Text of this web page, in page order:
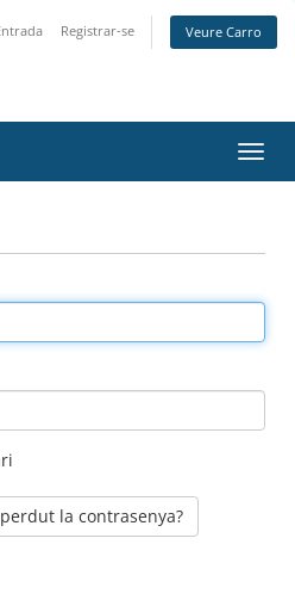
Registrar-se Veure Carro
la contrasenya?